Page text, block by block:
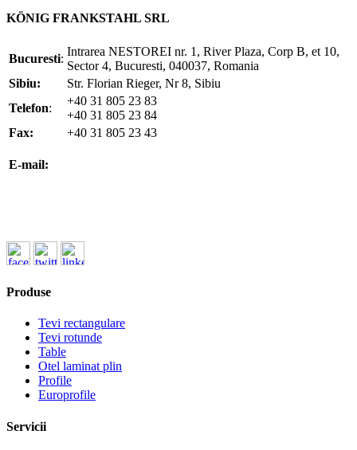
KÖNIG FRANKSTAHL SRL
Bucuresti:
Intrarea NESTOREI nr. 1, River Plaza, Corp B, et 10,
Sector 4, Bucuresti, 040037, Romania
Sibiu:
Str. Florian Rieger, Nr 8, Sibiu
Telefon:
+40 31 805 23 83
+40 31 805 23 84
Fax:
+40 31 805 23 43
E-mail:
Produse
Tevi rectangulare
Tevi rotunde
Table
Otel laminat plin
Profile
Europrofile
Servicii